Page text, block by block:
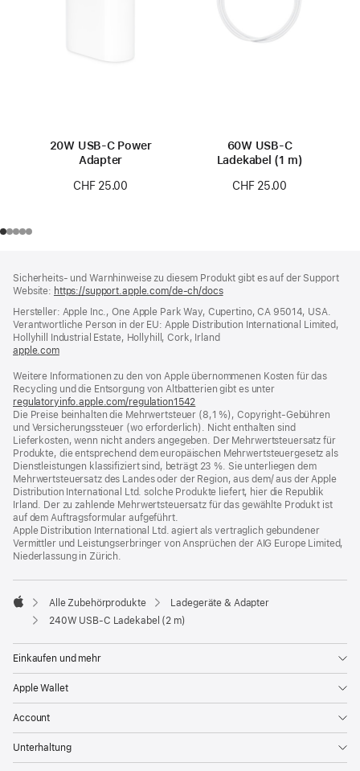
20W USB‑C Power
Adapter
CHF 25.00
60W USB‑C
Ladekabel (1 m)
CHF 25.00
Sicherheits- und Warnhinweise zu diesem Produkt gibt es auf der Support
Website: https://support.apple.com/de-ch/docs(öffnet
neues
Fenster)
Hersteller: Apple Inc., One Apple Park Way, Cupertino, CA 95014, USA.
Verantwortliche Person in der EU: Apple Distribution International Limited,
Hollyhill Industrial Estate, Hollyhill, Cork, Irland
apple.com(öffnet
neues
Fenster)
Weitere Informationen zu den von Apple übernommenen Kosten für das
Recycling und die Entsorgung von Altbatterien gibt es unter
regulatoryinfo.apple.com/regulation1542
ein
neues
Fenster)
Die Preise beinhalten die Mehrwertsteuer (8,1 %), Copyright-Gebühren
und Versicherungssteuer (wo erforderlich). Nicht enthalten sind
Lieferkosten, wenn nicht anders angegeben. Der Mehrwertsteuersatz für
Produkte, die entsprechend dem europäischen Mehrwertsteuergesetz als
Dienstleistungen klassifiziert sind, beträgt 23 %. Sie unterliegen dem
Mehrwertsteuersatz des Landes oder der Region, aus dem/ aus der Apple
Distribution International Ltd. solche Produkte liefert, hier die Republik
Irland. Der zu zahlende Mehrwertsteuersatz für das gewählte Produkt ist
auf dem Auftragsformular aufgeführt.
Apple Distribution International Ltd. agiert als vertraglich gebundener
Vermittler und Leistungserbringer von Ansprüchen der AIG Europe Limited,
Niederlassung in Zürich.
Apple
Alle Zubehörprodukte
Ladegeräte & Adapter
240W USB‑C Ladekabel (2 m)
Einkaufen und mehr
Apple Wallet
Account
Unterhaltung